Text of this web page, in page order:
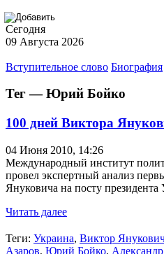
Сегодня
09 Августа 2026
Вступительное слово Биография
Тег — Юрий Бойко
100 дней Виктора
04 Июня 2010, 14:26
Международный институт
провел экспертный анализ
Януковича на посту
Читать далее
Теги: Украина, Виктор
Азаров, Юрий Бойко,